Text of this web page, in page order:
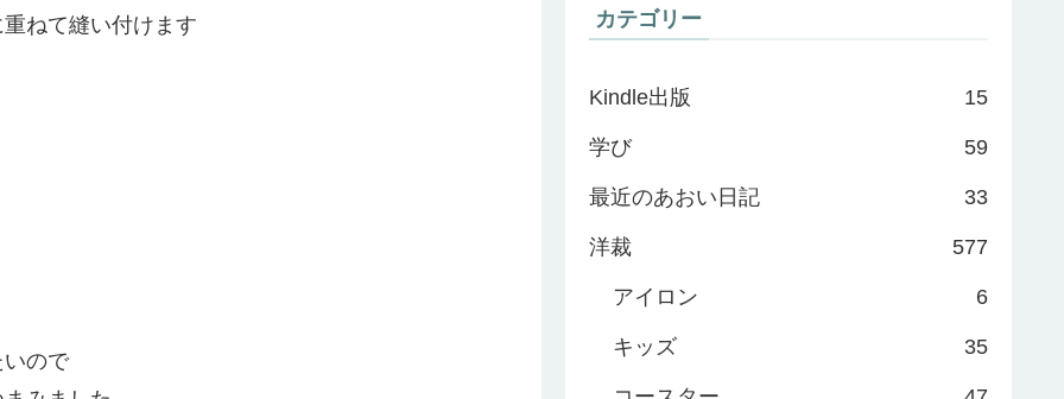
ねて縫い付けます
ので
カテゴリー
Kindle出版 15
学び 59
最近のあおい日記 33
洋裁 577
アイロン 6
キッズ 35